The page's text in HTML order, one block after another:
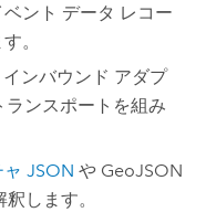
ント データ レコー
。
ンバウンド アダプ
ランスポートを組み
JSON や GeoJSON
します。